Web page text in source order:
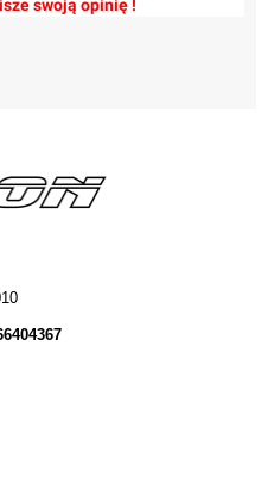
swoją opinię !